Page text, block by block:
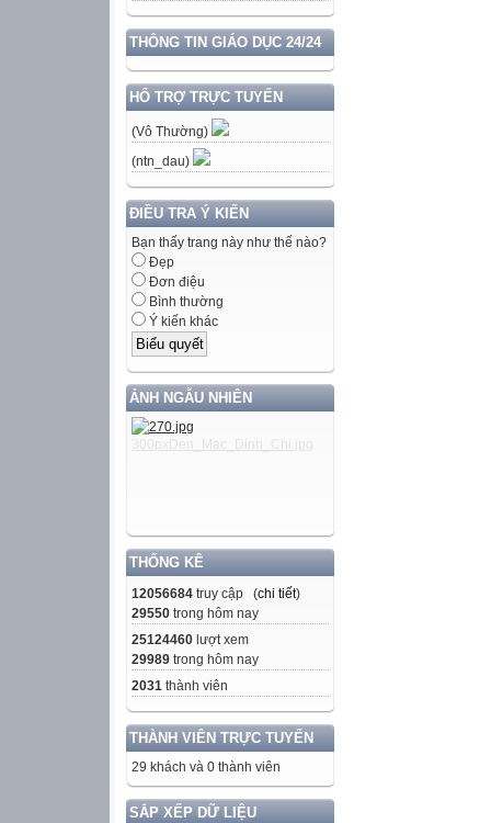
THÔNG TIN GIÁO DỤC 24/24
HỔ TRỢ TRỰC TUYẾN
(Vô Thường)
(ntn_dau)
ĐIỀU TRA Ý KIẾN
Bạn thấy trang này như thế nào?
Đẹp
Đơn điệu
Bình thường
Ý kiến khác
ẢNH NGẪU NHIÊN
THỐNG KÊ
12056684 truy cập (chi tiết)
29550 trong hôm nay
25124460 lượt xem
29989 trong hôm nay
2031 thành viên
THÀNH VIÊN TRỰC TUYẾN
29 khách và 0 thành viên
SẮP XẾP DỮ LIỆU